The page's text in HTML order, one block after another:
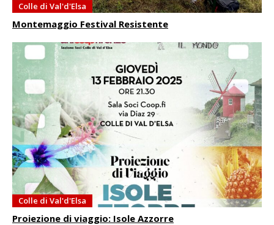
Colle di Val'd'Elsa
Montemaggio Festival Resistente
Colle di Val'd'Elsa
Proiezione di viaggio: Isole Azzorre